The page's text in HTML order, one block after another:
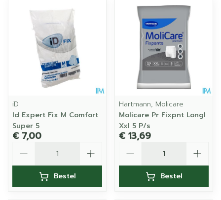
iD
Id Expert Fix M Comfort
Super 5
€ 7,00
Bestel
Hartmann, Molicare
Molicare Pr Fixpnt Longl
Xxl 5 P/s
€ 13,69
Bestel